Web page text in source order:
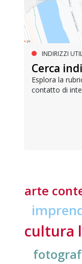
INDIRIZZI
Cerca
Esplora la
contatto di
arte
cultura